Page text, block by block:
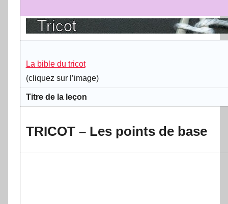
La bible du tricot
(cliquez sur l’image)
Titre de la leçon
TRICOT – Les points de base